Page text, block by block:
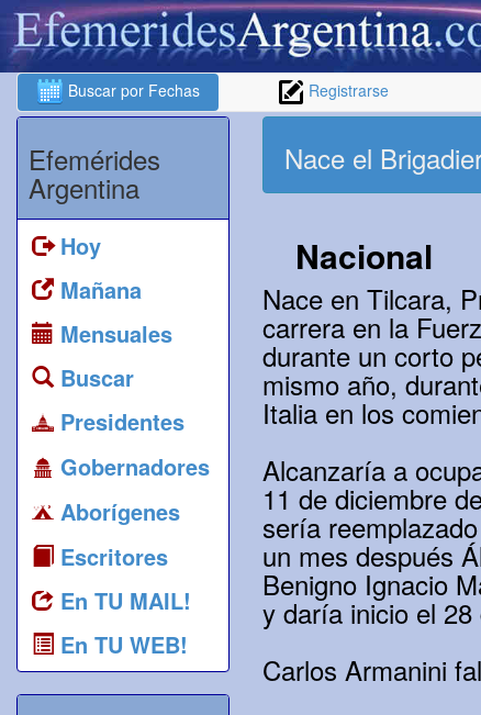
Buscar por Fechas Registrarse
Efemérides
Argentina
Hoy
Mañana
Mensuales
Buscar
Presidentes
Gobernadores
Aborígenes
Escritores
En TU MAIL!
En TU WEB!
Nace el
Nacional
Nace en Tilcara,
carrera en la
durante un corto
mismo año,
Italia en los
Alcanzaría a
11 de diciembre
sería
un mes después
Benigno Ignacio
y daría inicio el
Carlos Armanini